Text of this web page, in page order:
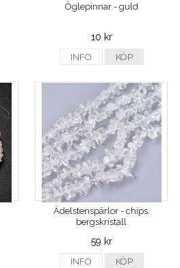
Öglepinnar - guld
10 kr
INFO KÖP
Ädelstenspärlor - chips,
bergskristall
59 kr
INFO KÖP